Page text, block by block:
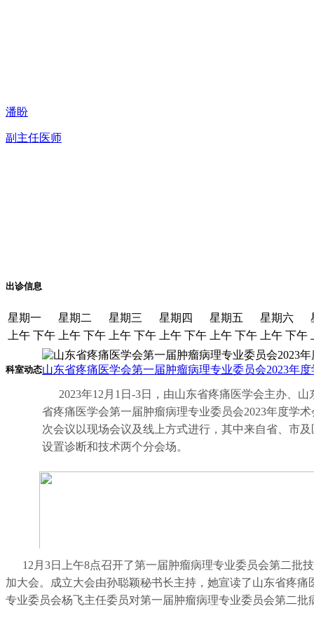
潘盼
副主任医师
出诊信息
星期一 星期二 星期三 星期四 星期五 星期六
上午 下午 上午 下午 上午 下午 上午 下午 上午 下午 上午 下午
科室动态山东省疼痛医学会第一届肿瘤病理专业委员会2023年
2023年12月1日-3日，由山东省疼痛医学会主办、
省疼痛医学会第一届肿瘤病理专业委员会2023年度学
次会议以现场会议及线上方式进行，其中来自省、市
设置诊断和技术两个分会场。
12月3日上午8点召开了第一届肿瘤病理专业委员会第二批
加大会。成立大会由孙聪颖秘书长主持，她宣读了山东省疼
专业委员会杨飞主任委员对第一届肿瘤病理专业委员会第二